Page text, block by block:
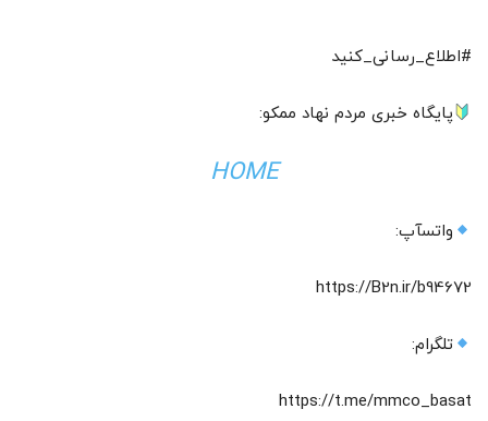
#اطلاع_رسانی_کنید
پایگاه خبری مردم نهاد ممکو:
HOME
واتسآپ:
https://B2n.ir/b94672
تلگرام:
https://t.me/mmco_basat